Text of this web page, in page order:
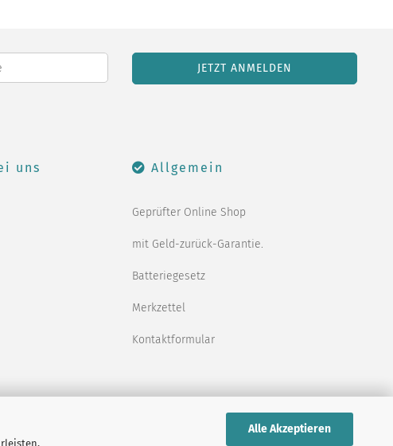
Alle Akzeptieren
uns Allgemein
Geprüfter Online Shop
mit Geld-zurück-Garantie.
Batteriegesetz
Merkzettel
Kontaktformular